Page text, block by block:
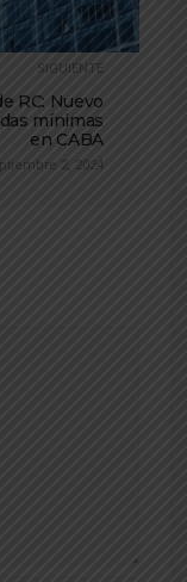
SIGUIENTE
RC: Nuevo
mínimas
en CABA
2, 2024